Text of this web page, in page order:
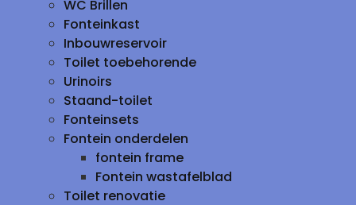
WC Brillen
Fonteinkast
Inbouwreservoir
Toilet toebehorende
Urinoirs
Staand-toilet
Fonteinsets
Fontein onderdelen
fontein frame
Fontein wastafelblad
Toilet renovatie